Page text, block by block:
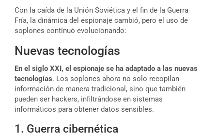
Con la caída de la Unión Soviética y el fin de la Guerra
Fría, la dinámica del espionaje cambió, pero el uso de
soplones continuó evolucionando:
Nuevas tecnologías
En el siglo XXI, el espionaje se ha adaptado a las nuevas
tecnologías. Los soplones ahora no solo recopilan
información de manera tradicional, sino que también
pueden ser hackers, infiltrándose en sistemas
informáticos para obtener datos sensibles.
1. Guerra cibernética